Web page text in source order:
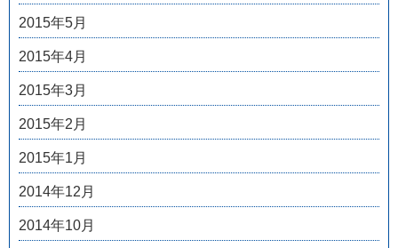
2015年5月
2015年4月
2015年3月
2015年2月
2015年1月
2014年12月
2014年10月